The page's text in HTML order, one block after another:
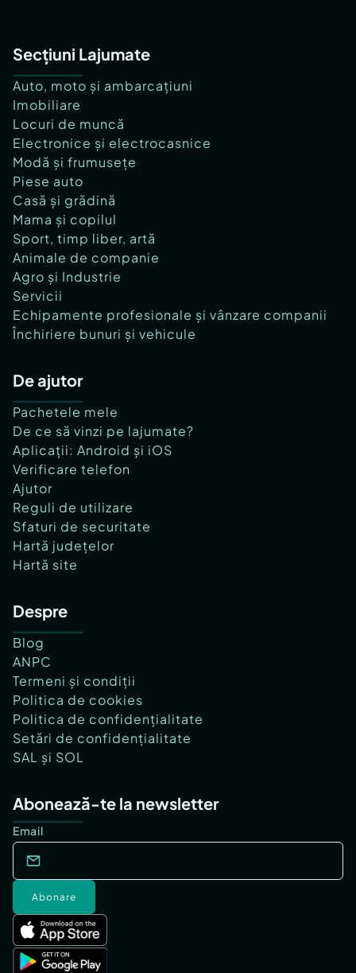
Secțiuni Lajumate
Auto, moto și ambarcațiuni
Imobiliare
Locuri de muncă
Electronice și electrocasnice
Modă și frumusețe
Piese auto
Casă și grădină
Mama și copilul
Sport, timp liber, artă
Animale de companie
Agro și Industrie
Servicii
Echipamente profesionale și vânzare companii
Închiriere bunuri și vehicule
De ajutor
Pachetele mele
De ce să vinzi pe lajumate?
Aplicații: Android și iOS
Verificare telefon
Ajutor
Reguli de utilizare
Sfaturi de securitate
Hartă județelor
Hartă site
Despre
Blog
ANPC
Termeni și condiții
Politica de cookies
Politica de confidențialitate
Setări de confidențialitate
SAL și SOL
Abonează-te la newsletter
Email
Abonare